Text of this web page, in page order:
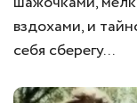
вздохами, и
себя сберегу...